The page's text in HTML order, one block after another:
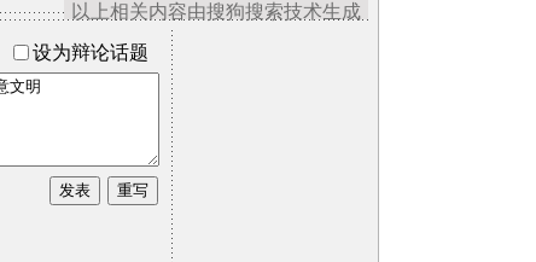
以上相关内容由搜狗搜索技术生成
设为辩论话题